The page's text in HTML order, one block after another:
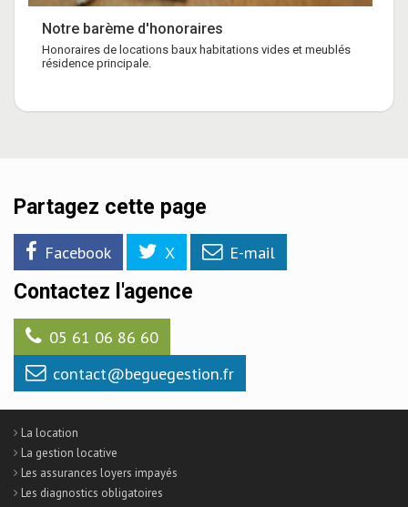
Notre barème d'honoraires
Honoraires de locations baux habitations vides et meublés
résidence principale.
Partagez cette page
Facebook X E-mail
Contactez l'agence
05 61 06 86 60
contact@beguegestion.fr
La location
La gestion locative
Les assurances loyers impayés
Les diagnostics obligatoires